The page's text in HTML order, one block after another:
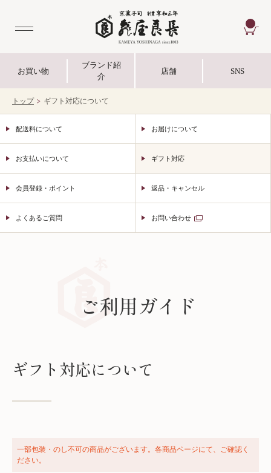
お買い物
ブランド紹
介
店舗 SNS
トップ ギフト対応について
配送料について お届けについて
お支払いについて ギフト対応
会員登録・ポイント 返品・キャンセル
よくあるご質問 お問い合わせ
ご利用ガイド
ギフト対応について
一部包装・のし不可の商品がございます。各商品ページにて、ご確認く
ださい。